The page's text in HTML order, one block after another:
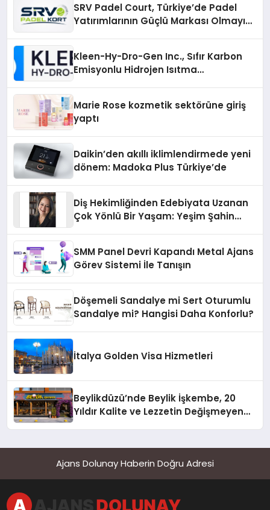
SRV Padel Court, Türkiye’de Padel
Yatırımlarının Güçlü Markası Olmayı
Kleen-Hy-Dro-Gen Inc., Sıfır Karbon
Emisyonlu Hidrojen Isıtma
Marie Rose kozmetik sektörüne giriş
yaptı
Daikin’den akıllı iklimlendirmede yeni
dönem: Madoka Plus Türkiye’de
Diş Hekimliğinden Edebiyata Uzanan
Çok Yönlü Bir Yaşam: Yeşim Şahin
SMM Panel Devri Kapandı Metal Ajans
Görev Sistemi İle Tanışın
Döşemeli Sandalye mi Sert Oturumlu
Sandalye mi? Hangisi Daha Konforlu?
İtalya Golden Visa Hizmetleri
Beylikdüzü’nde Beylik İşkembe, 20
Yıldır Kalite ve Lezzetin Değişmeyen
Ajans Dolunay Haberin Doğru Adresi